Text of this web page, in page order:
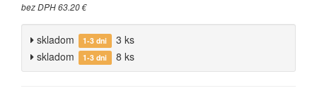
bez DPH 63.20 €
skladom 1-3 dni
3 ks
skladom
1-3 dni 8 ks